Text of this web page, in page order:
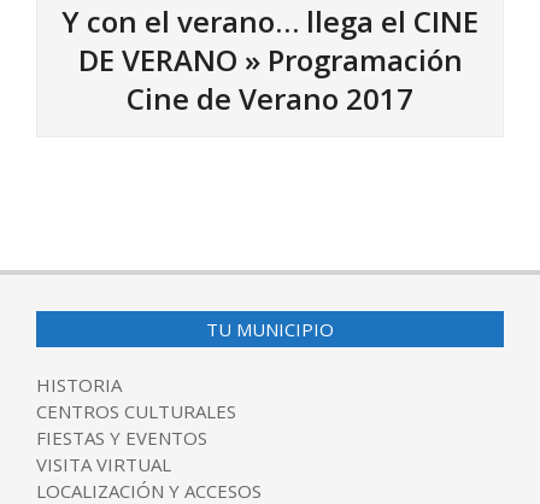
Y con el verano… llega el CINE
DE VERANO » Programación
Cine de Verano 2017
06-
TU MUNICIPIO
HISTORIA
CENTROS CULTURALES
FIESTAS Y EVENTOS
VISITA VIRTUAL
LOCALIZACIÓN Y ACCESOS